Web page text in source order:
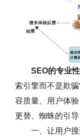
SEO的专业
索引擎而不是欺
容质量、用户体
更替、蜘蛛的引
一、让用户